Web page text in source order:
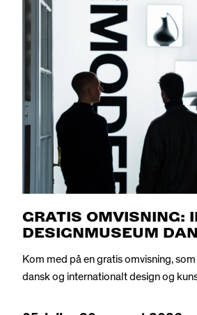
GRATIS OMVISNING:
DESIGNMUSEUM
Kom med på en gratis omvisning,
dansk og internationalt design og